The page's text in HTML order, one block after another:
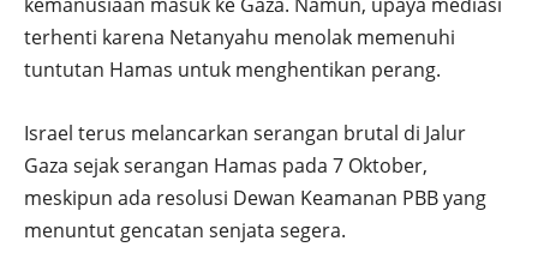
terhenti karena Netanyahu menolak memenuhi
tuntutan Hamas untuk menghentikan perang.
Israel terus melancarkan serangan brutal di Jalur
Gaza sejak serangan Hamas pada 7 Oktober,
meskipun ada resolusi Dewan Keamanan PBB yang
menuntut gencatan senjata segera.